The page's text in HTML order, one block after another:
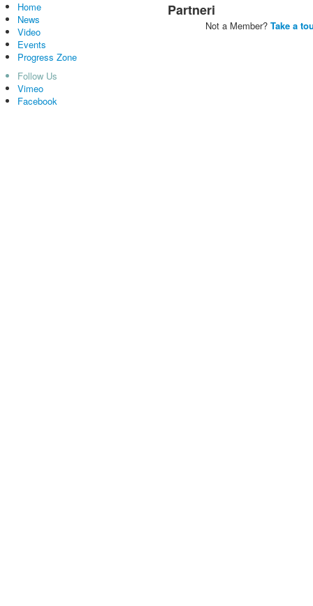
Home
News
Video
Events
Progress Zone
Follow Us
Vimeo
Facebook
Partneri
Not a Member? Take a